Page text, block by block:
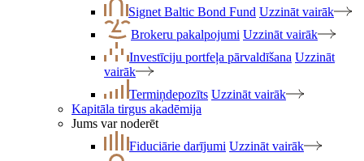
Signet Baltic Bond Fund Uzzināt vairāk
Brokeru pakalpojumi Uzzināt vairāk
Investīciju portfeļa pārvaldīšana Uzzināt
vairāk
Termiņdepozīts Uzzināt vairāk
Kapitāla tirgus akadēmija
Jums var noderēt
Fiduciārie darījumi Uzzināt vairāk